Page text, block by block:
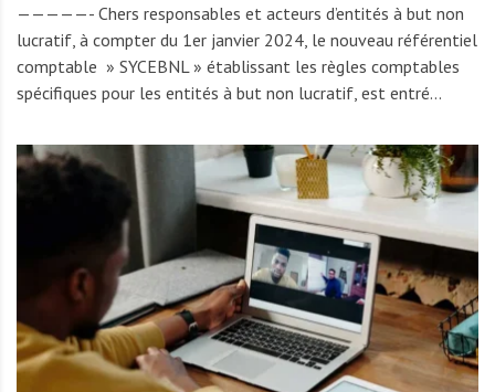
—————- Chers responsables et acteurs d’entités à but non
lucratif, à compter du 1er janvier 2024, le nouveau référentiel
comptable » SYCEBNL » établissant les règles comptables
spécifiques pour les entités à but non lucratif, est entré…